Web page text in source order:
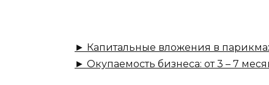
► Капитальные вложения в
► Окупаемость бизнеса: от 3 – 7